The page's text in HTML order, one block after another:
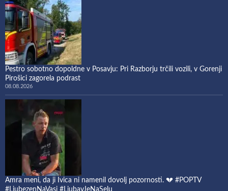
Pestro sobotno dopoldne v Posavju: Pri Razborju trčili vozili, v Gorenji
Pirošici zagorela podrast
08.08.2026
Amra meni, da ji Ivica ni namenil dovolj pozornosti. 💔 #POPTV
#LjubezenNaVasi #LjubavJeNaSelu